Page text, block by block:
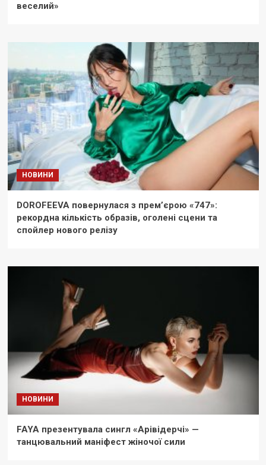
веселий»
НОВИНИ
DOROFEEVA повернулася з прем’єрою «747»:
рекордна кількість образів, оголені сцени та
спойлер нового релізу
НОВИНИ
FAYA презентувала сингл «Арівідерчі» —
танцювальний маніфест жіночої сили